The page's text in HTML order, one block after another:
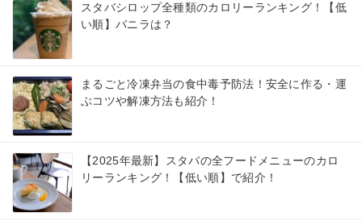
スタバシロップ全種類のカロリーランキング！【低
い順】バニラは？
まるごと冷凍弁当の食中毒予防法！安全に作る・運
ぶコツや解凍方法も紹介！
【2025年最新】スタバの全フードメニューのカロ
リーランキング！【低い順】で紹介！